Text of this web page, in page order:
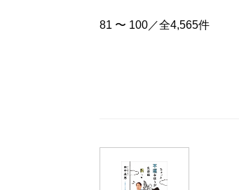
81 〜 100／全4,565件